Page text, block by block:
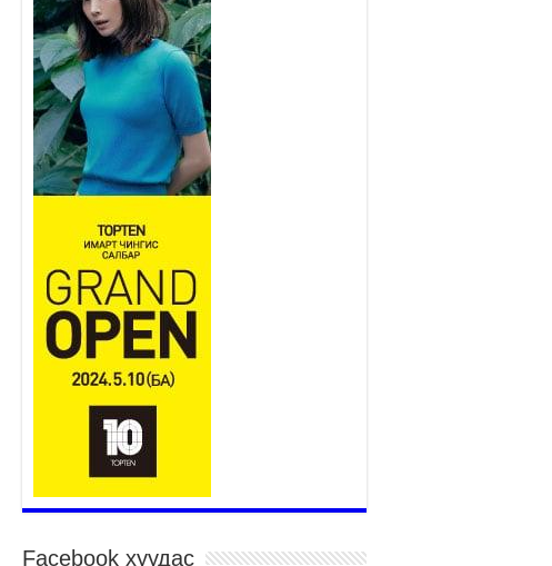
2026 оны 7 сар 15 / 11 цаг 18 минут
Үндэсний их баяр наадам
эхэллээ
2026 оны 7 сар 15 / 11 цаг 14 минут
Үер усны аюулаас сэргийлж, нийслэлийн Онцгой
байдлын газрын 162 алба хаагч үүрэг гүйцэтгэж
байна
2026 оны 7 сар 15 / 11 цаг 07 минут
Үндэсний их сурын харваанд 850 харваач цэц
мэргэнээ сорьж байна
2026 оны 7 сар 15 / 11 цаг 03 минут
Төв цэнгэлдэхийн эргэн тойронд
2026 оны 7 сар 15 / 10 цаг 58 минут
Үндэсний их баяр наадмын шагайн харваа
насанд хүрэгчдийн багийн харваагаар
үргэлжилж байна
2026 оны 7 сар 15 / 10 цаг 52 минут
Үндэсний их баяр наадмын хүчит бөхийн
барилдаан эхэллээ
2026 оны 7 сар 15 / 10 цаг 46 минут
Үндэсний хувцасны өдрийг тохиолдуулан
Facebook хуудас